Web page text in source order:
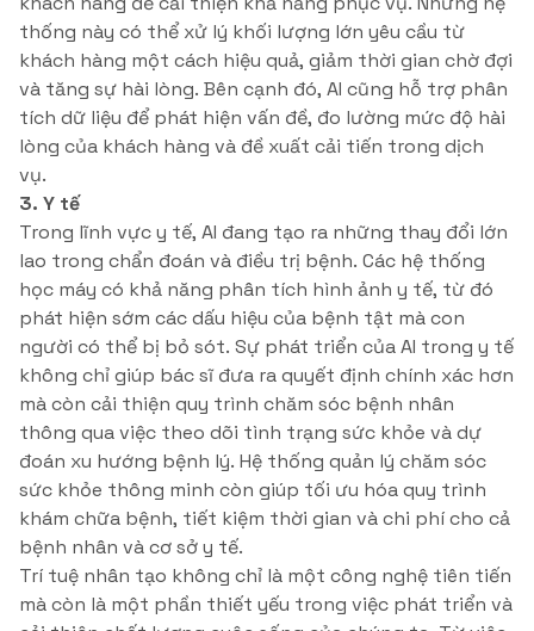
thống này có thể xử lý khối lượng lớn yêu cầu từ
khách hàng một cách hiệu quả, giảm thời gian chờ đợi
và tăng sự hài lòng. Bên cạnh đó, AI cũng hỗ trợ phân
tích dữ liệu để phát hiện vấn đề, đo lường mức độ hài
lòng của khách hàng và đề xuất cải tiến trong dịch
vụ.
3. Y tế
Trong lĩnh vực y tế, AI đang tạo ra những thay đổi lớn
lao trong chẩn đoán và điều trị bệnh. Các hệ thống
học máy có khả năng phân tích hình ảnh y tế, từ đó
phát hiện sớm các dấu hiệu của bệnh tật mà con
người có thể bị bỏ sót. Sự phát triển của AI trong y tế
không chỉ giúp bác sĩ đưa ra quyết định chính xác hơn
mà còn cải thiện quy trình chăm sóc bệnh nhân
thông qua việc theo dõi tình trạng sức khỏe và dự
đoán xu hướng bệnh lý. Hệ thống quản lý chăm sóc
sức khỏe thông minh còn giúp tối ưu hóa quy trình
khám chữa bệnh, tiết kiệm thời gian và chi phí cho cả
bệnh nhân và cơ sở y tế.
Trí tuệ nhân tạo không chỉ là một công nghệ tiên tiến
mà còn là một phần thiết yếu trong việc phát triển và